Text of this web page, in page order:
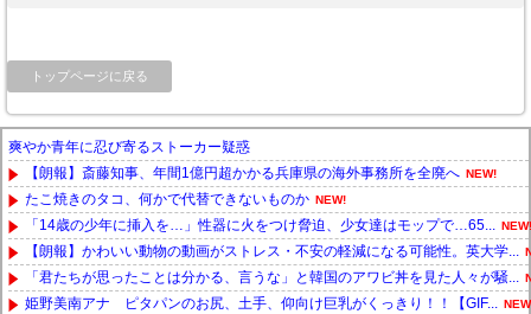
トップページに戻る
爽やか青年に忍び寄るストーカー疑惑
【朗報】斎藤知事、年間1億円超かかる兵庫県の海外事務所を全廃へ NEW!
たこ焼きのタコ、何かで代替できないものか NEW!
「14歳の少年に挿入を…」性器に火をつけ脅迫、少女達はモップで…65... NEW!
【朗報】かわいい動物の動画がストレス・不安の軽減になる可能性。英大学...
「君たちが思ったことは分かる、言うな」と韓国のアワビ丼を見た人々が騒...
姫野美南アナ ピタパンのお尻、土手、仰向け巨乳がくっきり！！【GIF...